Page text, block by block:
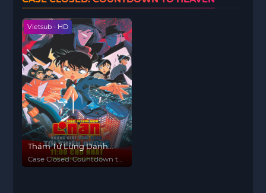
Vietsub - HD
Thám Tử Lừng Danh
Conan 5: Những Giây
Cuối Cùng Tới Thiên
Case Closed: Countdown to